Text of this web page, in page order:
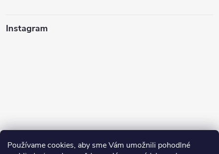
Používame cookies, aby sme Vám umožnili pohodlné
Instagram